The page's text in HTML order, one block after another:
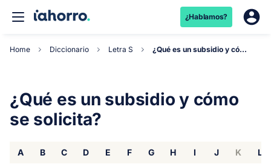
¿Hablamos?
Home Diccionario Letra S ¿Qué es un subsidio y cómo se solicita?
¿Qué es un subsidio y cómo
se solicita?
A B C D E F G H I J K L